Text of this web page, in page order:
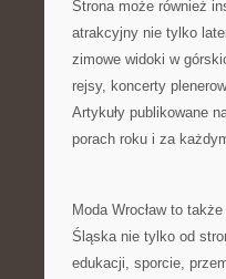
Strona może również
atrakcyjny nie tylko
zimowe widoki w
rejsy, koncerty
Artykuły publikowane
porach roku i za
Moda Wrocław to
Śląska nie tylko od
edukacji, sporcie,